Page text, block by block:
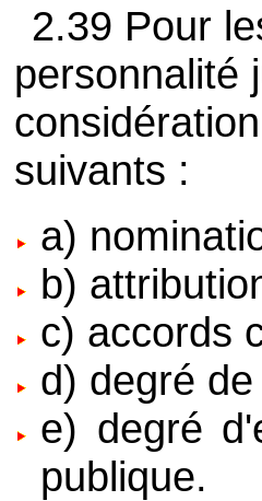
2.39 Pour
personnalité
suivants :
a)
b)
c) accords
d) degré
e) degré
publique.